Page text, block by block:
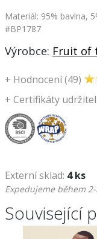
Externí sklad: 4 ks
Expedujeme během
+ Certifikáty
Materiál: 95% bavlna,
#BP1787
Výrobce: Fruit of
+ Hodnocení (49)
Související